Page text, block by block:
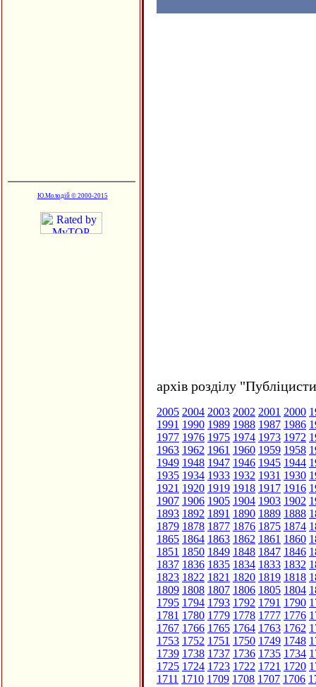
Ю.Молодій © 2000-2015
архів розділу
2005 2004 2003 2002 2001 2000
1991 1990 1989 1988 1987 1986
1977 1976 1975 1974 1973 1972
1963 1962 1961 1960 1959 1958
1949 1948 1947 1946 1945 1944
1935 1934 1933 1932 1931 1930
1921 1920 1919 1918 1917 1916
1907 1906 1905 1904 1903 1902
1893 1892 1891 1890 1889 1888
1879 1878 1877 1876 1875 1874
1865 1864 1863 1862 1861 1860
1851 1850 1849 1848 1847 1846
1837 1836 1835 1834 1833 1832
1823 1822 1821 1820 1819 1818
1809 1808 1807 1806 1805 1804
1795 1794 1793 1792 1791 1790
1781 1780 1779 1778 1777 1776
1767 1766 1765 1764 1763 1762
1753 1752 1751 1750 1749 1748
1739 1738 1737 1736 1735 1734
1725 1724 1723 1722 1721 1720
1711 1710 1709 1708 1707 1706